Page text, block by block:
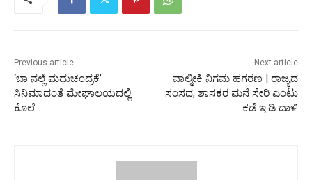
Previous article
‘ಬಾ ನಲ್ಲೆ ಮಧುಚಂದ್ರಕೆ’
ಸಿನಿಮಾದಂತೆ ಮೇಘಾಲಯದಲ್ಲಿ
ಕೊಲೆ
Next article
ವಾಲ್ಮೀಕಿ ನಿಗಮ ಹಗರಣ | ರಾಜ್ಯದ
ಸಂಸದ, ಶಾಸಕರ ಮನೆ ಸೇರಿ ಎಂಟು
ಕಡೆ ಇ.ಡಿ ದಾಳಿ